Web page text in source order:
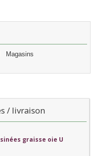
Magasins
/ livraison
graisse oie U